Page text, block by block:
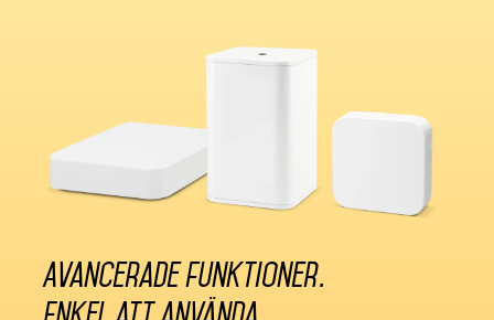
Avancerade funktioner.